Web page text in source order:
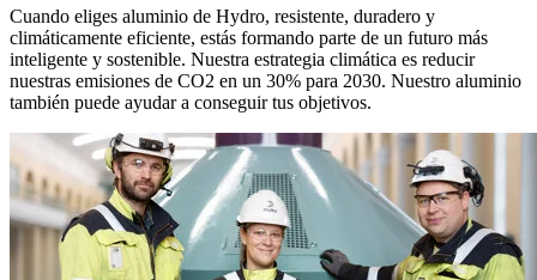
Cuando eliges aluminio de Hydro, resistente, duradero y
climáticamente eficiente, estás formando parte de un futuro más
inteligente y sostenible. Nuestra estrategia climática es reducir
nuestras emisiones de CO2 en un 30% para 2030. Nuestro aluminio
también puede ayudar a conseguir tus objetivos.